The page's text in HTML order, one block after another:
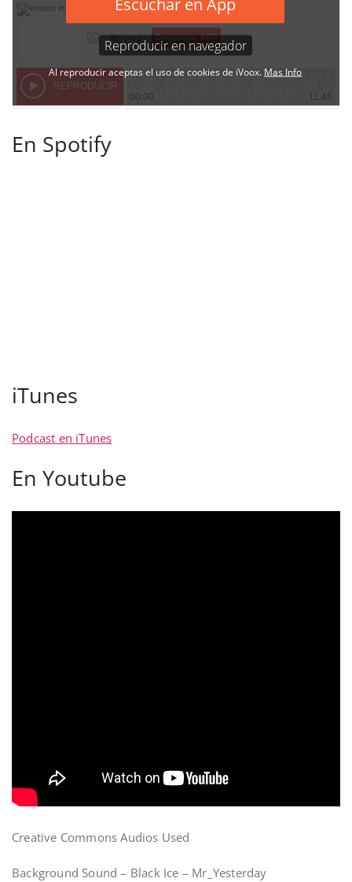
En Spotify
iTunes
Podcast en iTunes
En Youtube
Creative Commons Audios Used
Background Sound – Black Ice – Mr_Yesterday